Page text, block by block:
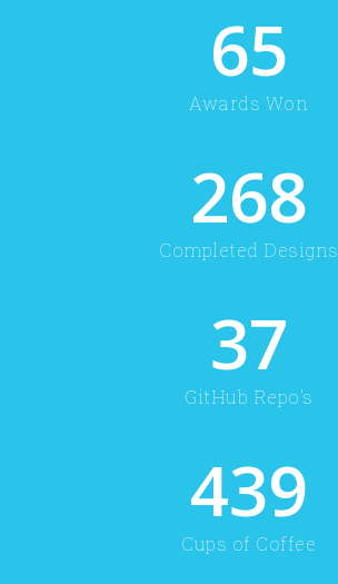
65
Awards Won
268
Completed Designs
37
GitHub Repo's
439
Cups of Coffee